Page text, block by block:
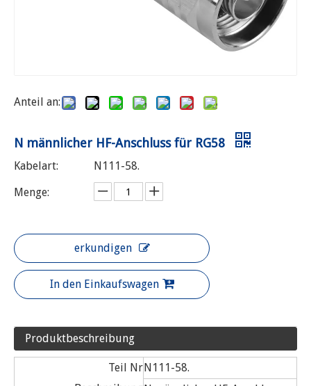
Anteil an:
N männlicher HF-Anschluss für RG58
Kabelart:
N111-58.
Menge:
erkundigen
In den Einkaufswagen
Produktbeschreibung
Teil NrN111-58.